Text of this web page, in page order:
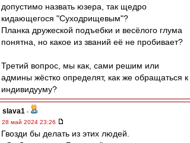
допустимо назвать юзера, так щедро
кидающегося "Суходрищевым"?
Планка дружеской подъебки и весёлого глума
понятна, но какое из званий её не пробивает?
Третий вопрос, мы как, сами решим или
админы жёстко определят, как же обращаться к
индивидууму?
slava1 -
28 май 2024 23:26
Гвозди бы делать из этих людей.